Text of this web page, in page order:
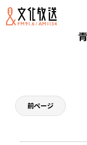
ビューティフ
前ページ